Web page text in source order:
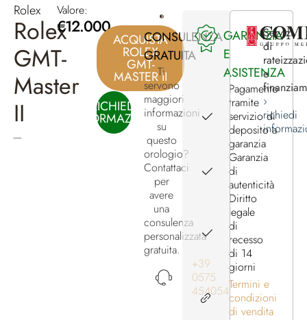
Rolex
Rolex
GMT-
Master
II
Valore:
€12.000
ACQUISTA
ROLEX
GMT-
MASTER II
RICHIEDI
INFORMAZIONI
CONSULENZA
GRATUITA
Ti
servono
maggiori
informazioni
su
questo
orologio?
Contattaci
per
avere
una
consulenza
personalizzata
gratuita.
+39
0575
454054
GARANZIA
E
ASISTENZA
Pagamento
tramite
servizio di
deposito a
garanzia
Garanzia
di
autenticità
Diritto
legale
di
recesso
di 14
giorni
Termini e
condizioni
di vendita
Servizi
di
e
›
richiedi